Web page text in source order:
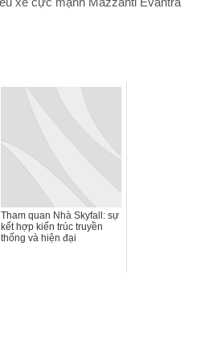
Tham quan Nhà Skyfall: sự
kết hợp kiến trúc truyền
thống và hiện đại